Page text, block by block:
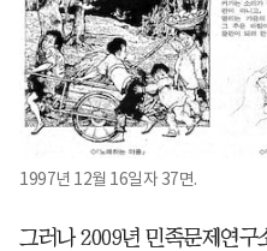
1997년 12월 16일자 37면.
그러나 2009년 민족문제연구